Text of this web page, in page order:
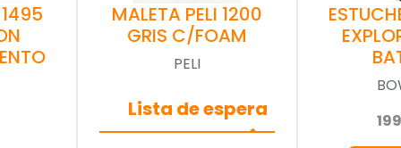
MALETA PELI 1200
GRIS C/FOAM
PELI
Lista de espera